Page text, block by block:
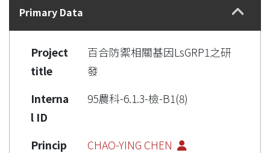
Primary Data
Project
title
百合防禦相關基因LsGRP1之研
發
Interna
l ID
95農科-6.1.3-檢-B1(8)
Princip
CHAO-YING CHEN